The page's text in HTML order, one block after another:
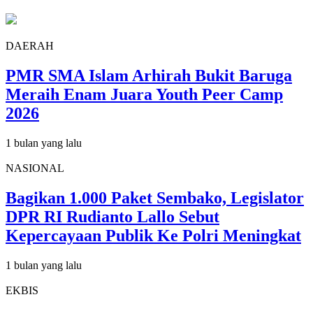
DAERAH
PMR SMA Islam Arhirah Bukit Baruga
Meraih Enam Juara Youth Peer Camp
2026
1 bulan yang lalu
NASIONAL
Bagikan 1.000 Paket Sembako, Legislator
DPR RI Rudianto Lallo Sebut
Kepercayaan Publik Ke Polri Meningkat
1 bulan yang lalu
EKBIS